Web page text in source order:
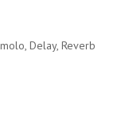
Delay, Reverb